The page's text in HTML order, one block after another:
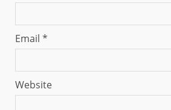
Email *
Website